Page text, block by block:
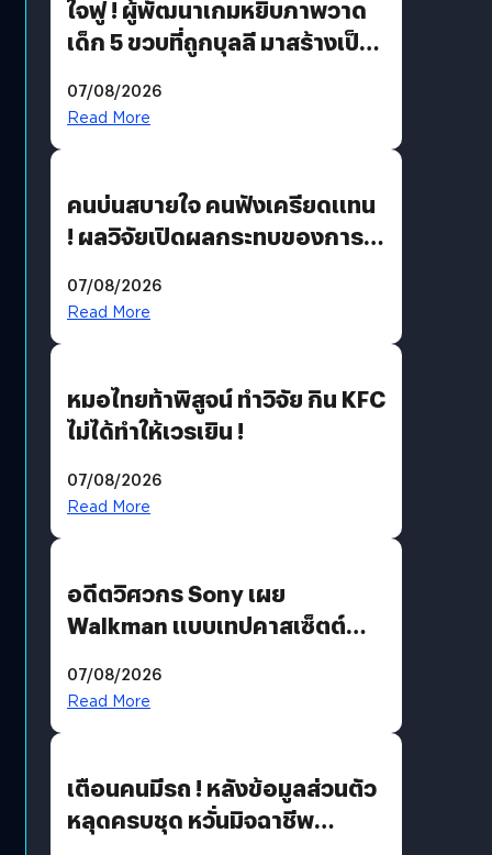
ใจฟู ! ผู้พัฒนาเกมหยิบภาพวาด
เด็ก 5 ขวบที่ถูกบุลลี มาสร้างเป็น
07/08/2026
Read More
คนบ่นสบายใจ คนฟังเครียดแทน
! ผลวิจัยเปิดผลกระทบของการ
07/08/2026
Read More
หมอไทยท้าพิสูจน์ ทำวิจัย กิน KFC
ไม่ได้ทำให้เวรเยิน !
07/08/2026
Read More
อดีตวิศวกร Sony เผย
Walkman แบบเทปคาสเซ็ตต์
07/08/2026
Read More
เตือนคนมีรถ ! หลังข้อมูลส่วนตัว
หลุดครบชุด หวั่นมิจฉาชีพ